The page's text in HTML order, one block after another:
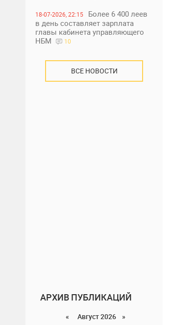
18-07-2026, 22:15
Более 6 400 леев
в день составляет зарплата
главы кабинета управляющего
НБМ
10
ВСЕ НОВОСТИ
АРХИВ ПУБЛИКАЦИЙ
«
Август 2026 »